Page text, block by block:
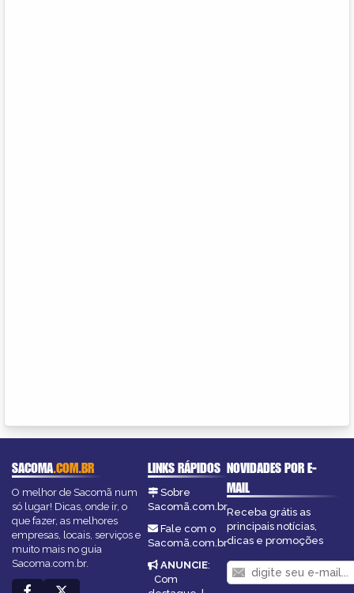
SACOMA.COM.BR
O melhor de Sacomã num
só lugar! Dicas, onde ir, o
que fazer, as melhores
empresas, locais, serviços e
muito mais no guia
Sacoma.com.br.
LINKS RÁPIDOS
Sobre
Sacomã.com.br
Fale com o
Sacomã.com.br
ANUNCIE:
Com
NOVIDADES POR E-
MAIL
Receba grátis as
principais notícias,
dicas e promoções